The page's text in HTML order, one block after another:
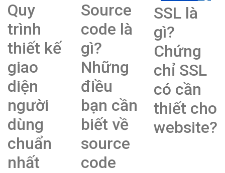
Quy
trình
thiết kế
giao
diện
người
dùng
chuẩn
nhất
Source
code là
gì?
Những
điều
bạn cần
biết về
source
code
SSL là
gì?
Chứng
chỉ SSL
có cần
thiết cho
website?